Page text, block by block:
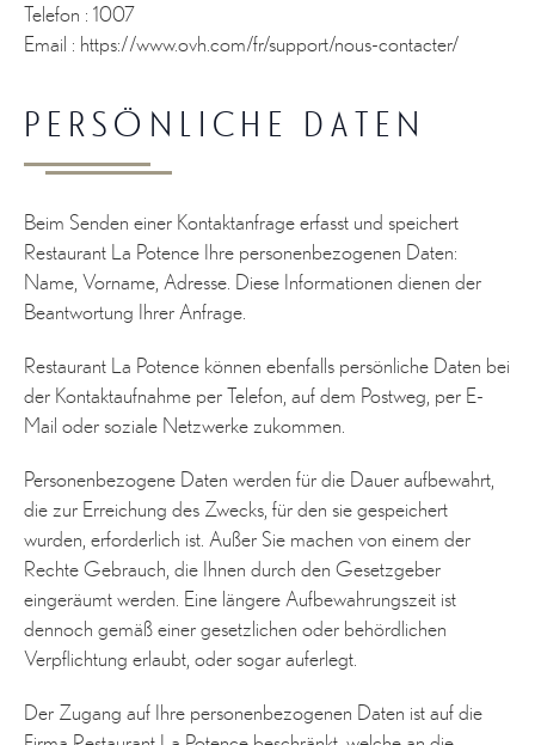
Telefon : 1007
Email : https://www.ovh.com/fr/support/nous-contacter/
PERSÖNLICHE DATEN
Beim Senden einer Kontaktanfrage erfasst und speichert
Restaurant La Potence Ihre personenbezogenen Daten:
Name, Vorname, Adresse. Diese Informationen dienen der
Beantwortung Ihrer Anfrage.
Restaurant La Potence können ebenfalls persönliche Daten bei
der Kontaktaufnahme per Telefon, auf dem Postweg, per E-
Mail oder soziale Netzwerke zukommen.
Personenbezogene Daten werden für die Dauer aufbewahrt,
die zur Erreichung des Zwecks, für den sie gespeichert
wurden, erforderlich ist. Außer Sie machen von einem der
Rechte Gebrauch, die Ihnen durch den Gesetzgeber
eingeräumt werden. Eine längere Aufbewahrungszeit ist
dennoch gemäß einer gesetzlichen oder behördlichen
Verpflichtung erlaubt, oder sogar auferlegt.
Der Zugang auf Ihre personenbezogenen Daten ist auf die